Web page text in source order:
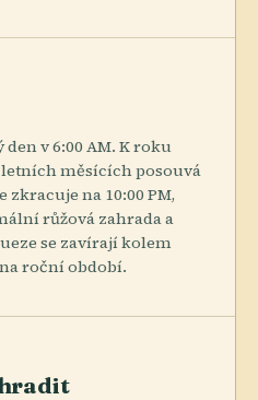
v 6:00 AM. K roku
letních měsících posouvá
zkracuje na 10:00 PM,
růžová zahrada a
se zavírají kolem
roční období.